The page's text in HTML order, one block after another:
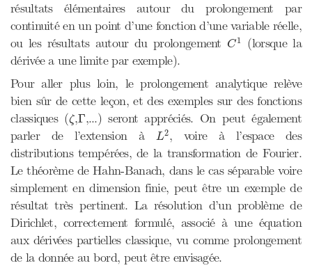
résultats élémentaires autour du prolongement par
continuité en un point d’une fonction d’une variable réelle,
ou les résultats autour du prolongement C1
C1 (lorsque la
dérivée a une limite par exemple).
Pour aller plus loin, le prolongement analytique relève
bien sûr de cette leçon, et des exemples sur des fonctions
classiques (ζ
ζ,Γ
Γ,...) seront appréciés. On peut également
parler de l’extension à
L2
L2, voire à l’espace des
distributions tempérées, de la transformation de Fourier.
Le théorème de Hahn-Banach, dans le cas séparable voire
simplement en dimension finie, peut être un exemple de
résultat très pertinent. La résolution d’un problème de
Dirichlet, correctement formulé, associé à une équation
aux dérivées partielles classique, vu comme prolongement
de la donnée au bord, peut être envisagée.